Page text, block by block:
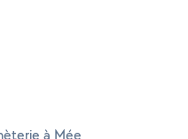
à Mée